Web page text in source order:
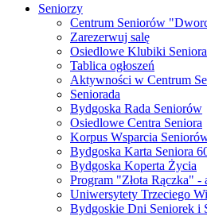
Seniorzy
Centrum Seniorów
Zarezerwuj salę
Osiedlowe Klubiki Seniora
Tablica ogłoszeń
Aktywności w Centrum
Seniorada
Bydgoska Rada Seniorów
Osiedlowe Centra Seniora
Korpus Wsparcia
Bydgoska Karta Seniora
Bydgoska Koperta Życia
Program "Złota Rączka" -
Uniwersytety Trzeciego
Bydgoskie Dni Seniorek i